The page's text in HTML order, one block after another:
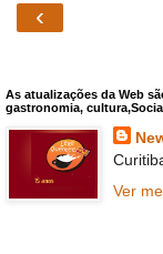
‹
As atualizações da Web
gastronomia,
Ver